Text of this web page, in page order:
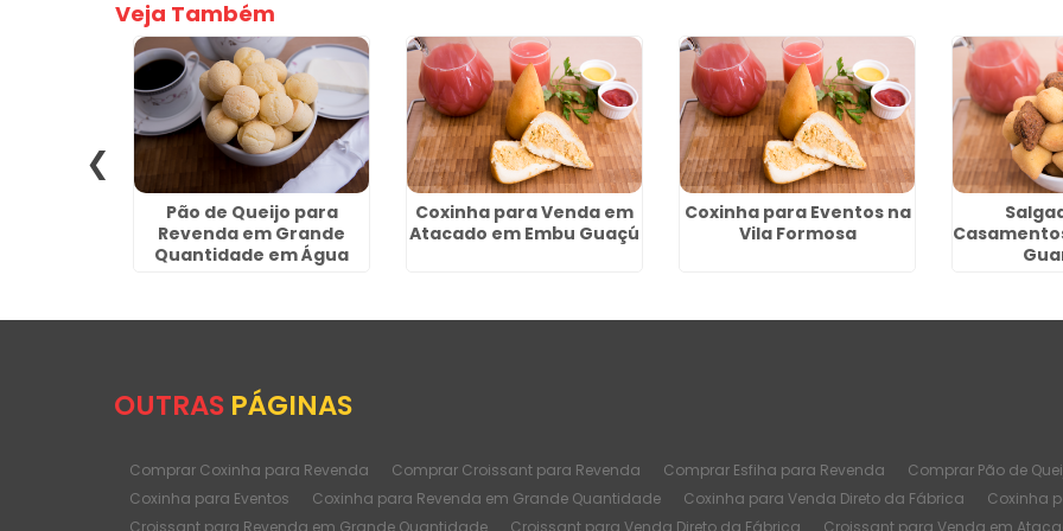
Veja Também
Pão de Queijo para
Revenda em Grande
Quantidade em Água
Coxinha para Venda em
Atacado em Embu Guaçú
Coxinha para Eventos na
Vila Formosa
OUTRAS PÁGINAS
Comprar Coxinha para Revenda Comprar Croissant para Revenda Comprar Esfiha para Revenda Comprar Pão de
Coxinha para Eventos
Coxinha para Revenda em Grande Quantidade Coxinha para Venda Direto da Fábrica
Coxinha
Croissant para Revenda em Grande Quantidade
Croissant para Venda Direto da Fábrica Croissant para Venda em